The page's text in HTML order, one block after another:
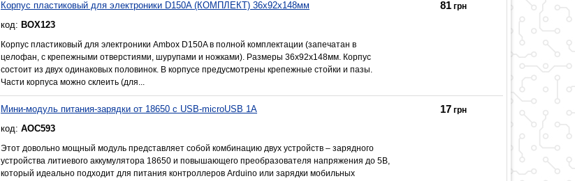
Корпус пластиковый для электроники D150A (КОМПЛЕКТ) 36x92x148мм
код: BOX123
Корпус пластиковый для электроники Ambox D150A в полной комплектации (запечатан в
целофан, с крепежными отверстиями, шурупами и ножками). Размеры 36x92x148мм. Корпус
состоит из двух одинаковых половинок. В корпусе предусмотрены крепежные стойки и пазы.
Части корпуса можно склеить (для...
81грн
Мини-модуль питания-зарядки от 18650 с USB-microUSB 1А
код: AOC593
Этот довольно мощный модуль представляет собой комбинацию двух устройств – зарядного
устройства литиевого аккумулятора 18650 и повышающего преобразователя напряжения до 5В,
который идеально подходит для питания контроллеров Arduino или зарядки мобильных
17грн